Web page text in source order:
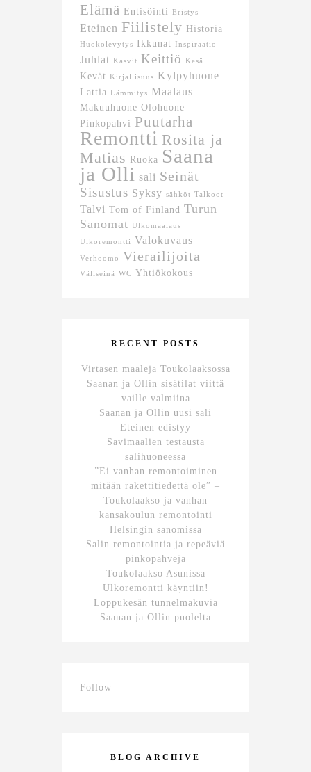
Elämä Entisöinti Eristys
Eteinen Fiilistely Historia
Huokolevytys Ikkunat Inspiraatio
Juhlat Kasvit Keittiö Kesä
Kevät Kirjallisuus Kylpyhuone
Lattia Lämmitys Maalaus
Makuuhuone Olohuone
Pinkopahvi Puutarha
Remontti Rosita ja
Matias Ruoka Saana
ja Olli sali Seinät
Sisustus Syksy sähköt Talkoot
Talvi Tom of Finland Turun
Sanomat Ulkomaalaus
Ulkoremontti Valokuvaus
Verhoomo Vierailijoita
Väliseinä WC Yhtiökokous
RECENT POSTS
Virtasen maaleja Toukolaaksossa
Saanan ja Ollin sisätilat viittä
vaille valmiina
Saanan ja Ollin uusi sali
Eteinen edistyy
Savimaalien testausta
salihuoneessa
”Ei vanhan remontoiminen
mitään rakettitiedettä ole” –
Toukolaakso ja vanhan
kansakoulun remontointi
Helsingin sanomissa
Salin remontointia ja repeäviä
pinkopahveja
Toukolaakso Asunissa
Ulkoremontti käyntiin!
Loppukesän tunnelmakuvia
Saanan ja Ollin puolelta
Follow
BLOG ARCHIVE